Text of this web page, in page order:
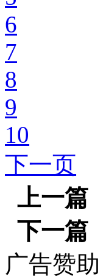
6
7
8
9
10
下一页
上一篇
下一篇
广告赞助